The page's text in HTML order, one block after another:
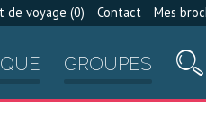
de voyage (0) Contact Mes
GROUPES